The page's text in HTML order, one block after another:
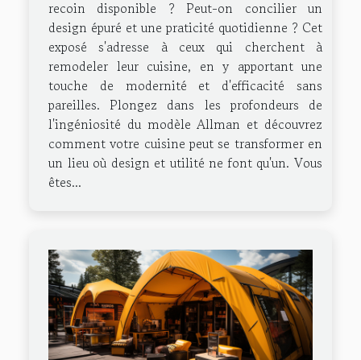
recoin disponible ? Peut-on concilier un
design épuré et une praticité quotidienne ? Cet
exposé s'adresse à ceux qui cherchent à
remodeler leur cuisine, en y apportant une
touche de modernité et d'efficacité sans
pareilles. Plongez dans les profondeurs de
l'ingéniosité du modèle Allman et découvrez
comment votre cuisine peut se transformer en
un lieu où design et utilité ne font qu'un. Vous
êtes...